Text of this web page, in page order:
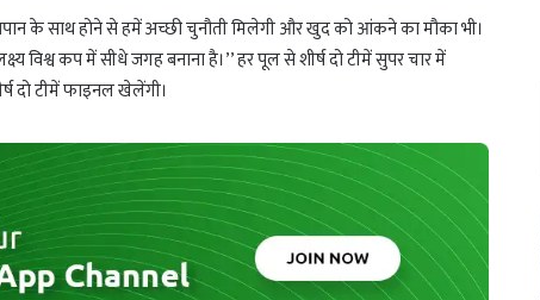
के साथ होने से हमें अच्छी चुनौती मिलेगी और खुद को आंकने का मौका भी।
कप में सीधे जगह बनाना है।’’ हर पूल से शीर्ष दो टीमें सुपर चार में
दो टीमें फाइनल खेलेंगी।